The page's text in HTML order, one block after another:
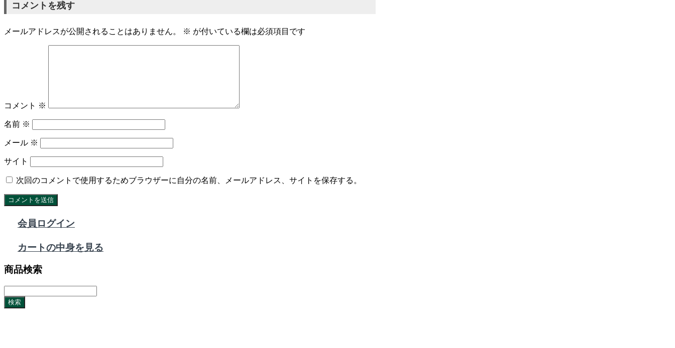
コメントを残す
メールアドレスが公開されることはありません。 ※ が付いている欄は必須項目です
コメント ※
名前 ※
メール ※
サイト
次回のコメントで使用するためブラウザーに自分の名前、メールアドレス、サイトを保存する。
会員ログイン
カートの中身を見る
商品検索